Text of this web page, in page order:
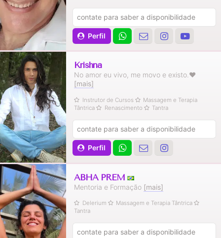
Perfil
contate para saber a disponibilidade
Krishna
No amor eu vivo, me movo e existo.❤
[mais]
Instrutor de Cursos
Massagem e Terapia
Tântrica
Renascimento Tantra
Perfil
contate para saber a disponibilidade
ABHA PREM
Mentoria e Formação [mais]
Delerium
Massagem e Terapia Tântrica
Tantra
contate para saber a disponibilidade